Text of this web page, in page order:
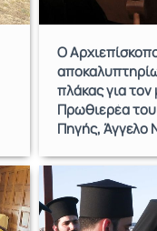
Ο
πλάκας για τον
Πρωθιερέα
Πηγής, Άγγελο